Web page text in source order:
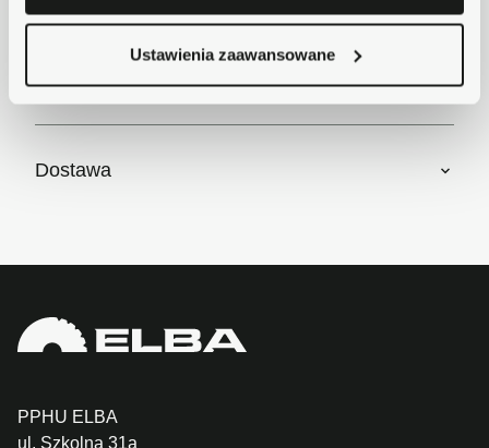
Ustawienia zaawansowane
Szczegóły produktu
Dostawa
PPHU ELBA
ul. Szkolna 31a